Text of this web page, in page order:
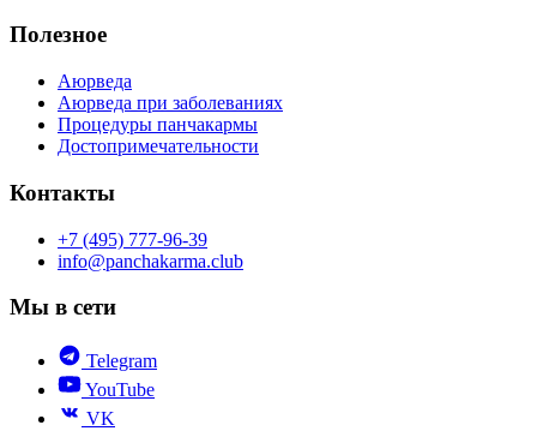
Полезное
Аюрведа
Аюрведа при заболеваниях
Процедуры панчакармы
Достопримечательности
Контакты
+7 (495) 777-96-39
info@panchakarma.club
Мы в сети
Telegram
YouTube
VK